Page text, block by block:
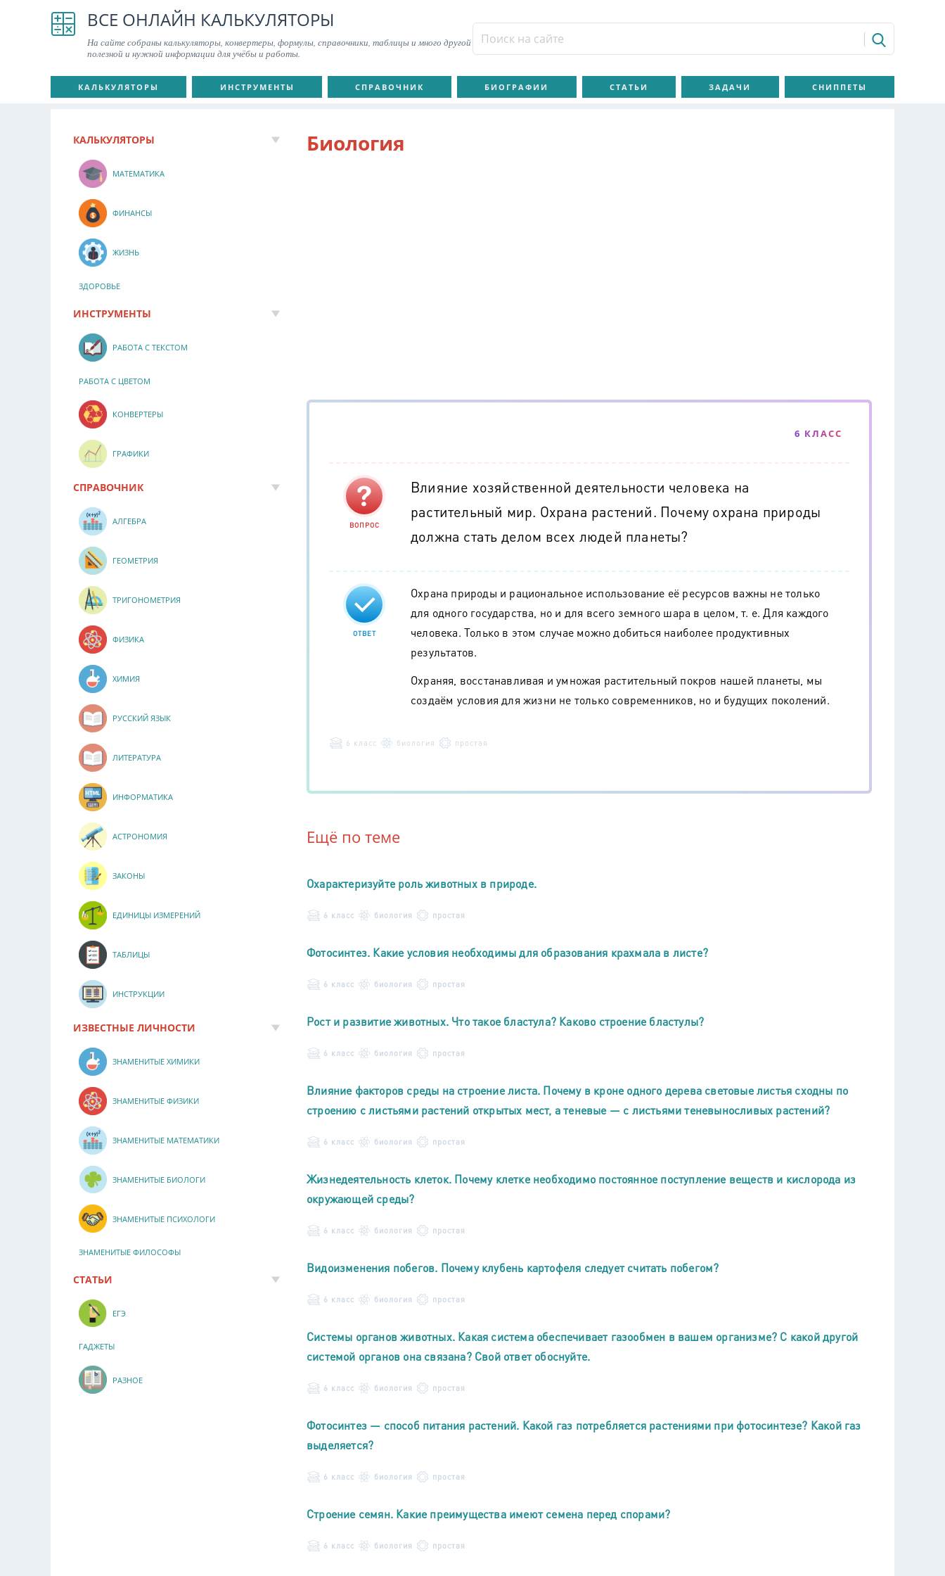
ВСЕ ОНЛАЙН КАЛЬКУЛЯТОРЫ
На сайте собраны калькуляторы, конвертеры, формулы, справочники, таблицы и много другой
полезной и нужной информации для учёбы и работы.
КАЛЬКУЛЯТОРЫ ИНСТРУМЕНТЫ СПРАВОЧНИК БИОГРАФИИ СТАТЬИ ЗАДАЧИ СНИППЕТЫ
Биология
6 КЛАСС
ВОПРОС
Влияние хозяйственной деятельности человека на
растительный мир. Охрана растений. Почему охрана природы
должна стать делом всех людей планеты?
ОТВЕТ
Охрана природы и рациональное использование её ресурсов важны не только
для одного государства, но и для всего земного шара в целом, т. е. Для каждого
человека. Только в этом случае можно добиться наиболее продуктивных
результатов.
Охраняя, восстанавливая и умножая растительный покров нашей планеты, мы
создаём условия для жизни не только современников, но и будущих поколений.
6 класс биология простая
Ещё по теме
Охарактеризуйте роль животных в природе.
6 класс биология простая
Фотосинтез. Какие условия необходимы для образования крахмала в листе?
6 класс биология простая
Рост и развитие животных. Что такое бластула? Каково строение бластулы?
6 класс биология простая
Влияние факторов среды на строение листа. Почему в кроне одного дерева световые листья сходны по
строению с листьями растений открытых мест, а теневые — с листьями теневыносливых растений?
6 класс биология простая
Жизнедеятельность клеток. Почему клетке необходимо постоянное поступление веществ и кислорода из
окружающей среды?
6 класс биология простая
Видоизменения побегов. Почему клубень картофеля следует считать побегом?
6 класс биология простая
Системы органов животных. Какая система обеспечивает газообмен в вашем организме? С какой другой
системой органов она связана? Свой ответ обоснуйте.
6 класс биология простая
Фотосинтез — способ питания растений. Какой газ потребляется растениями при фотосинтезе? Какой газ
выделяется?
6 класс биология простая
Строение семян. Какие преимущества имеют семена перед спорами?
6 класс биология простая
КАЛЬКУЛЯТОРЫ
МАТЕМАТИКА
ФИНАНСЫ
ЖИЗНЬ
ЗДОРОВЬЕ
ИНСТРУМЕНТЫ
РАБОТА С ТЕКСТОМ
РАБОТА С ЦВЕТОМ
КОНВЕРТЕРЫ
ГРАФИКИ
СПРАВОЧНИК
АЛГЕБРА
ГЕОМЕТРИЯ
ТРИГОНОМЕТРИЯ
ФИЗИКА
ХИМИЯ
РУССКИЙ ЯЗЫК
ЛИТЕРАТУРА
ИНФОРМАТИКА
АСТРОНОМИЯ
ЗАКОНЫ
ЕДИНИЦЫ ИЗМЕРЕНИЙ
ТАБЛИЦЫ
ИНСТРУКЦИИ
ИЗВЕСТНЫЕ ЛИЧНОСТИ
ЗНАМЕНИТЫЕ ХИМИКИ
ЗНАМЕНИТЫЕ ФИЗИКИ
ЗНАМЕНИТЫЕ МАТЕМАТИКИ
ЗНАМЕНИТЫЕ БИОЛОГИ
ЗНАМЕНИТЫЕ ПСИХОЛОГИ
ЗНАМЕНИТЫЕ ФИЛОСОФЫ
СТАТЬИ
ЕГЭ
ГАДЖЕТЫ
РАЗНОЕ